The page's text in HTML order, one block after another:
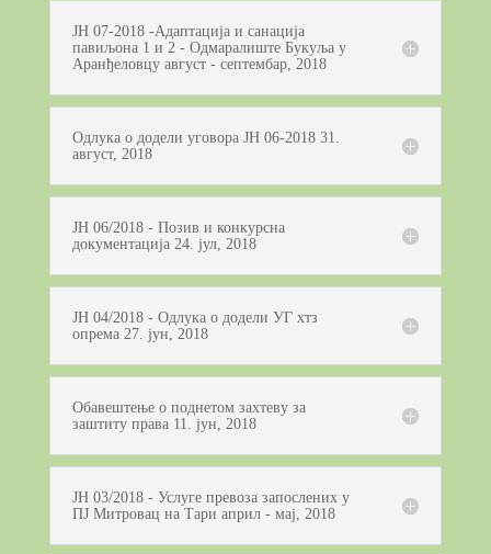
ЈН 07-2018 -Адаптација и санација
павиљона 1 и 2 - Одмаралиште Букуља у
Аранђеловцу август - септембар, 2018
Одлука о додели уговора ЈН 06-2018 31.
август, 2018
ЈН 06/2018 - Позив и конкурсна
документација 24. јул, 2018
ЈН 04/2018 - Одлука о додели УГ хтз
опрема 27. јун, 2018
Обавештење о поднетом захтеву за
заштиту права 11. јун, 2018
ЈН 03/2018 - Услуге превоза запослених у
ПЈ Митровац на Тари април - мај, 2018